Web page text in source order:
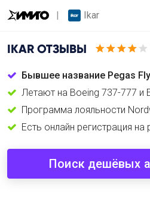
Ikar
IKAR ОТЗЫВЫ
Бывшее название Pegas Fly
Летают на Boeing 737-777 и
Программа лояльности
Есть онлайн регистрация на
Поиск дешёвых